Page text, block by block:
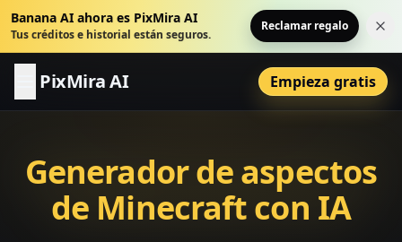
Banana AI ahora es PixMira AI
Tus créditos e historial están seguros.
Reclamar regalo
PixMira AI Empieza gratis
Generador de aspectos
de Minecraft con IA